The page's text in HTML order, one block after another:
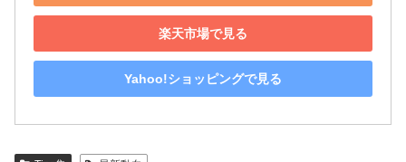
楽天市場で見る
Yahoo!ショッピングで見る